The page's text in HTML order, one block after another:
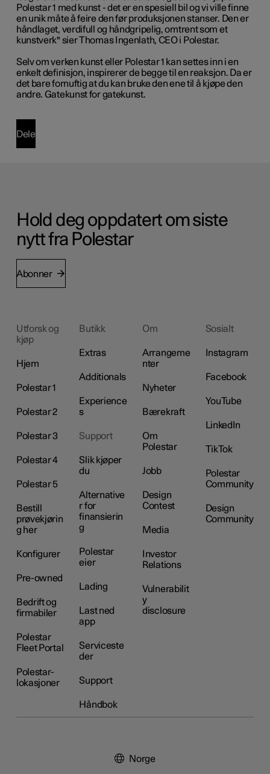
Polestar 1 med kunst - det er en spesiell bil og vi ville finne
en unik måte å feire den før produksjonen stanser. Den er
håndlaget, verdifull og håndgripelig, omtrent som et
kunstverk" sier Thomas Ingenlath, CEO i Polestar.
Selv om verken kunst eller Polestar 1 kan settes inn i en
enkelt definisjon, inspirerer de begge til en reaksjon. Da er
det bare fornuftig at du kan bruke den ene til å kjøpe den
andre. Gatekunst for gatekunst.
Dele
Hold deg oppdatert om siste
nytt fra Polestar
Abonner
Utforsk og
kjøp
Hjem
Polestar 1
Polestar 2
Polestar 3
Polestar 4
Polestar 5
Bestill
prøvekjørin
g her
Konfigurer
Pre-owned
Bedrift og
firmabiler
Polestar
Fleet Portal
Polestar-
lokasjoner
Butikk
Extras
Additionals
Experience
s
Support
Slik kjøper
du
Alternative
r for
finansierin
g
Polestar
eier
Lading
Last ned
app
Serviceste
der
Support
Håndbok
Om
Arrangeme
nter
Nyheter
Bærekraft
Om
Polestar
Jobb
Design
Contest
Media
Investor
Relations
Vulnerabilit
y
disclosure
Sosialt
Instagram
Facebook
YouTube
LinkedIn
TikTok
Polestar
Community
Design
Community
Norge